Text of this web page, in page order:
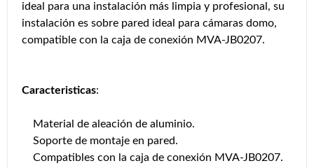
ideal para una instalación más limpia y profesional, su
instalación es sobre pared ideal para cámaras domo,
compatible con la caja de conexión MVA-JB0207.
Caracteristicas:
Material de aleación de aluminio.
Soporte de montaje en pared.
Compatibles con la caja de conexión MVA-JB0207.